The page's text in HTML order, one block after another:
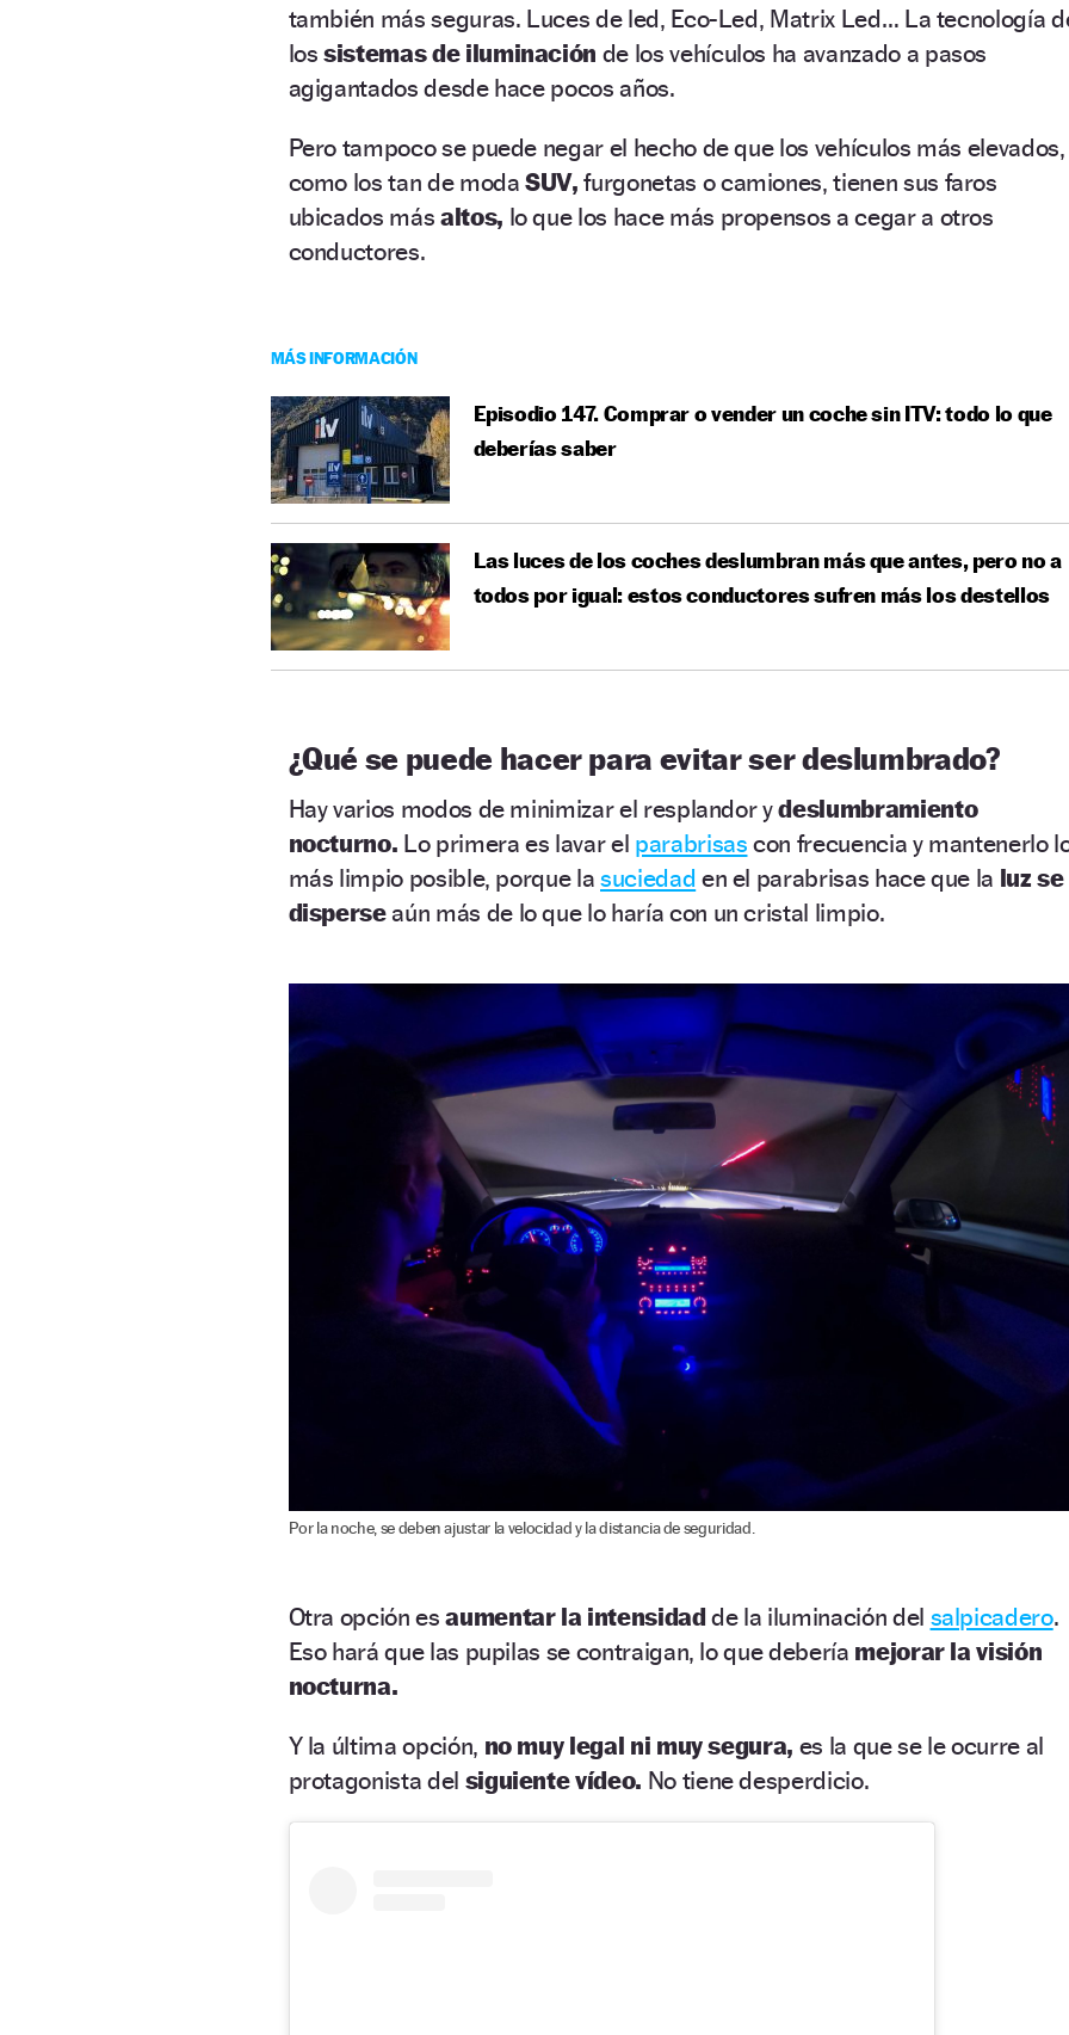
también más seguras. Luces de led, Eco-Led, Matrix Led… La tecnología
los sistemas de iluminación de los vehículos ha avanzado a pasos
agigantados desde hace pocos años.
Pero tampoco se puede negar el hecho de que los vehículos más elevados,
como los tan de modaSUV, furgonetas o camiones, tienen sus faros
ubicados más altos, lo que los hace más propensos a cegar a otros
conductores.
MÁS INFORMACIÓN
Episodio 147. Comprar o vender un coche sin ITV: todo lo que
deberías saber
Las luces de los coches deslumbran más que antes, pero no a
todos por igual: estos conductores sufren más los destellos
¿Qué se puede hacer para evitar ser deslumbrado?
Hay varios modos de minimizar el resplandor ydeslumbramiento
nocturno. Lo primera es lavar el parabrisas con frecuencia y mantenerlo
más limpio posible, porque la suciedad en el parabrisas hace que la luz se
disperseaún más de lo que lo haría con un cristal limpio.
Por la noche, se deben ajustar la velocidad y la distancia de seguridad.
Otra opción es aumentar la intensidadde la iluminación del salpicadero.
Eso hará que las pupilas se contraigan, lo que debería mejorar la visión
nocturna.
Y la última opción, no muy legal ni muy segura, es la que se le ocurre al
protagonista del siguiente vídeo. No tiene desperdicio.